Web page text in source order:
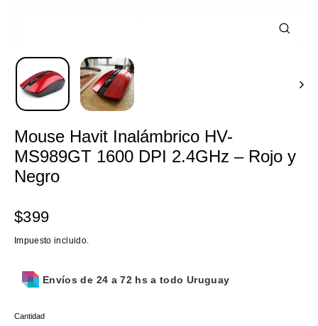
Mouse Havit Inalámbrico HV-
MS989GT 1600 DPI 2.4GHz – Rojo y
Negro
Precio
habitual
$399
Impuesto incluido.
Envíos de 24 a 72 hs a todo Uruguay
Cantidad